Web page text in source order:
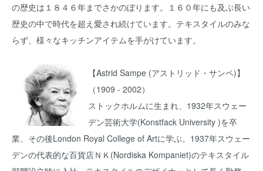
の歴史は１８４６年までさかのぼります。１６０年にも及ぶ長い
歴史の中で時代を超え愛され続けています。テキスタイルのみな
らず、様々なキッチンアイテムを手がけています。
【Astrid Sampe (アストリッド・サンペ)】
（1909 - 2002）
ストックホルムに生まれ、1932年スウェー
デン芸術大学(Konstfack University )を卒
業、その後London Royal College of Artに学ぶ。1937年スウェー
デンの代表的な百貨店ＮＫ(Nordiska Kompaniet)のテキスタイル